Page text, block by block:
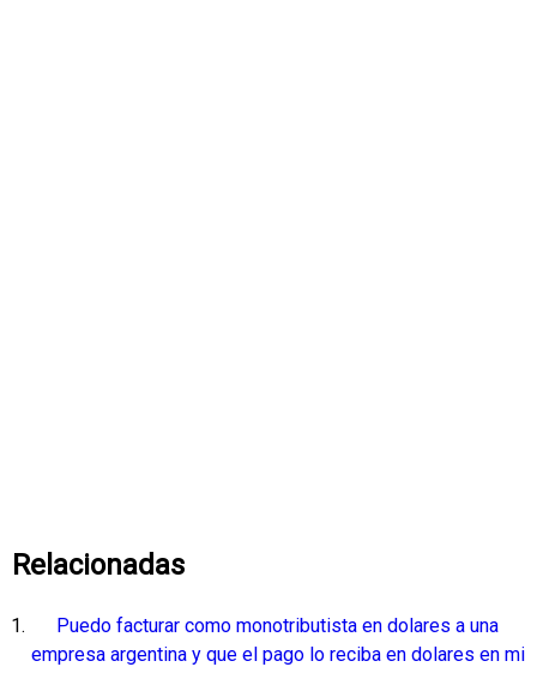
Relacionadas
Puedo facturar como monotributista en dolares a una
empresa argentina y que el pago lo reciba en dolares en mi